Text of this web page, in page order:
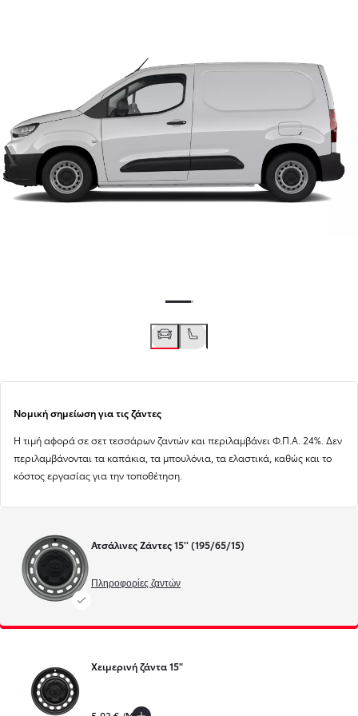
Νομική σημείωση για τις ζάντες
Η τιμή αφορά σε σετ τεσσάρων ζαντών και περιλαμβάνει Φ.Π.Α. 24%. Δεν
περιλαμβάνονται τα καπάκια, τα μπουλόνια, τα ελαστικά, καθώς και το
κόστος εργασίας για την τοποθέτηση.
Ατσάλινες Ζάντες 15'' (195/65/15)
Πληροφορίες ζαντών
Χειμερινή ζάντα 15"